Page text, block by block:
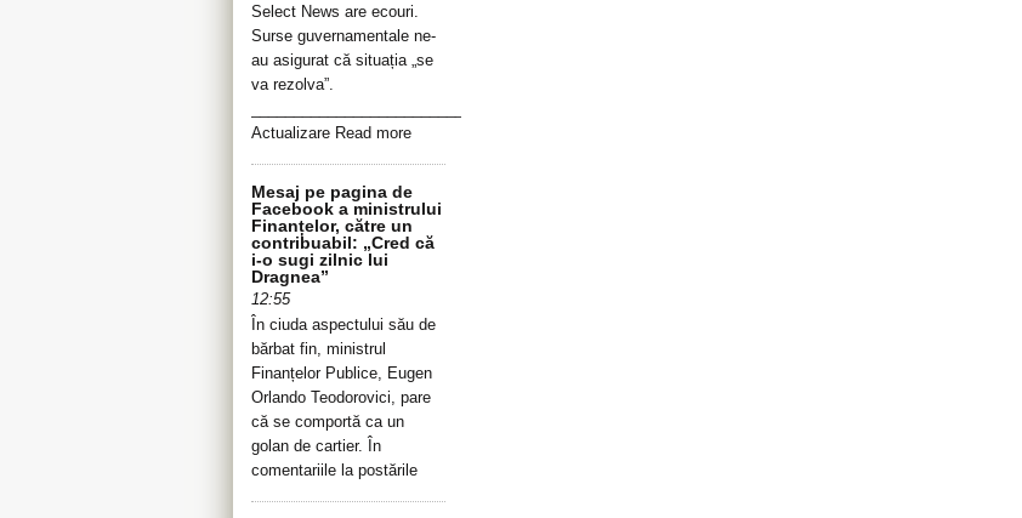
Select News are ecouri.
Surse guvernamentale ne-
au asigurat că situația „se
va rezolva”.
Actualizare Read more
Mesaj pe pagina de
Facebook a ministrului
Finanțelor, către un
contribuabil: „Cred că
i-o sugi zilnic lui
Dragnea”
12:55
În ciuda aspectului său de
bărbat fin, ministrul
Finanțelor Publice, Eugen
Orlando Teodorovici, pare
că se comportă ca un
golan de cartier. În
comentariile la postările